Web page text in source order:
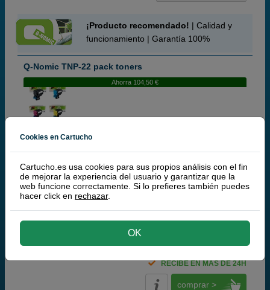
¡Producto recomendado! | Calidad y
funcionamiento | Garantía 100%
Q-Nomic TNP-22 pack toners
Ahorra 104,50 €
Q-Nomic TNP-22C (A0X54D2) toner cian
Q-Nomic TNP-22M (A0X53D2) toner magenta
Q-Nomic TNP-22Y (A0X52D2) toner amarillo
Pack ahorro
40,50 € iva ex
RECIBE EN MÁS DE 24H
comprar >
Cookies en Cartucho
Cartucho.es usa cookies para sus propios análisis con el fin
de mejorar la experiencia del usuario y garantizar que la
web funcione correctamente. Si lo prefieres también puedes
hacer click en rechazar.
OK